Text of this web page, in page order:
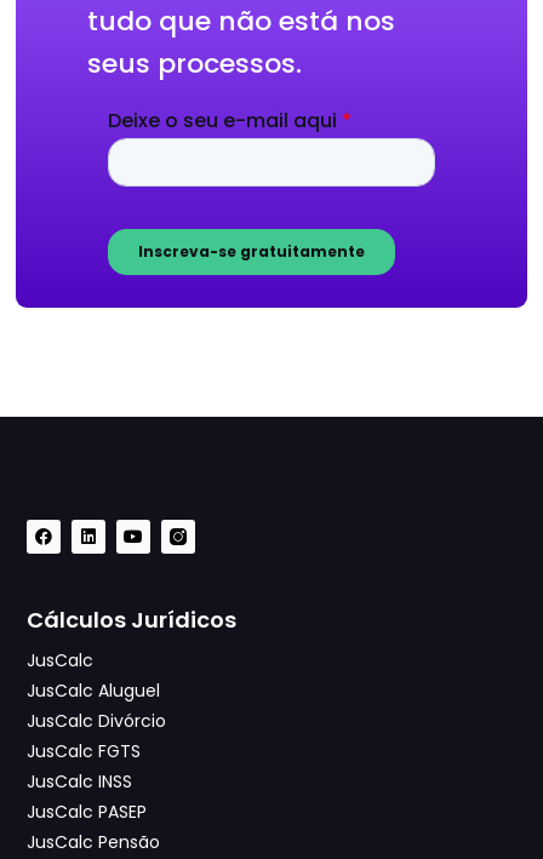
tudo que não está nos
seus processos.
Cálculos Jurídicos
JusCalc
JusCalc Aluguel
JusCalc Divórcio
JusCalc FGTS
JusCalc INSS
JusCalc PASEP
JusCalc Pensão